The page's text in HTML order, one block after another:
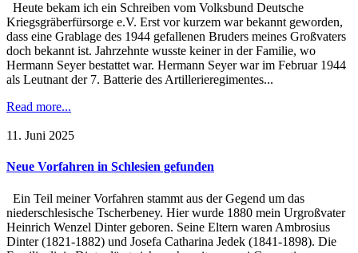
Heute bekam ich ein Schreiben vom Volksbund Deutsche
Kriegsgräberfürsorge e.V. Erst vor kurzem war bekannt geworden,
dass eine Grablage des 1944 gefallenen Bruders meines Großvaters
doch bekannt ist. Jahrzehnte wusste keiner in der Familie, wo
Hermann Seyer bestattet war. Hermann Seyer war im Februar 1944
als Leutnant der 7. Batterie des Artillerieregimentes...
Read more...
11. Juni 2025
Neue Vorfahren in Schlesien gefunden
Ein Teil meiner Vorfahren stammt aus der Gegend um das
niederschlesische Tscherbeney. Hier wurde 1880 mein Urgroßvater
Heinrich Wenzel Dinter geboren. Seine Eltern waren Ambrosius
Dinter (1821-1882) und Josefa Catharina Jedek (1841-1898). Die